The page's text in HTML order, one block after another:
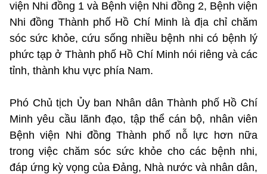
viện Nhi đồng 1 và Bệnh viện Nhi đồng 2, Bệnh viện
Nhi đồng Thành phố Hồ Chí Minh là địa chỉ chăm
sóc sức khỏe, cứu sống nhiều bệnh nhi có bệnh lý
phức tạp ở Thành phố Hồ Chí Minh nói riêng và các
tỉnh, thành khu vực phía Nam.
Phó Chủ tịch Ủy ban Nhân dân Thành phố Hồ Chí
Minh yêu cầu lãnh đạo, tập thể cán bộ, nhân viên
Bệnh viện Nhi đồng Thành phố nỗ lực hơn nữa
trong việc chăm sóc sức khỏe cho các bệnh nhi,
đáp ứng kỳ vọng của Đảng, Nhà nước và nhân dân,